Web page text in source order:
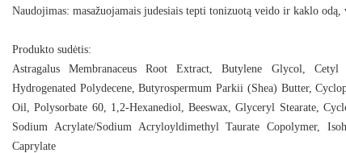
Naudojimas: masažuojamais judesiais tepti tonizuotą veido ir kaklo
Produkto sudėtis:
Astragalus Membranaceus Root Extract, Butylene Glycol, Cetyl
Hydrogenated Polydecene, Butyrospermum Parkii (Shea) Butter,
Oil, Polysorbate 60, 1,2-Hexanediol, Beeswax, Glyceryl Stearate,
Sodium Acrylate/Sodium Acryloyldimethyl Taurate Copolymer,
Caprylate